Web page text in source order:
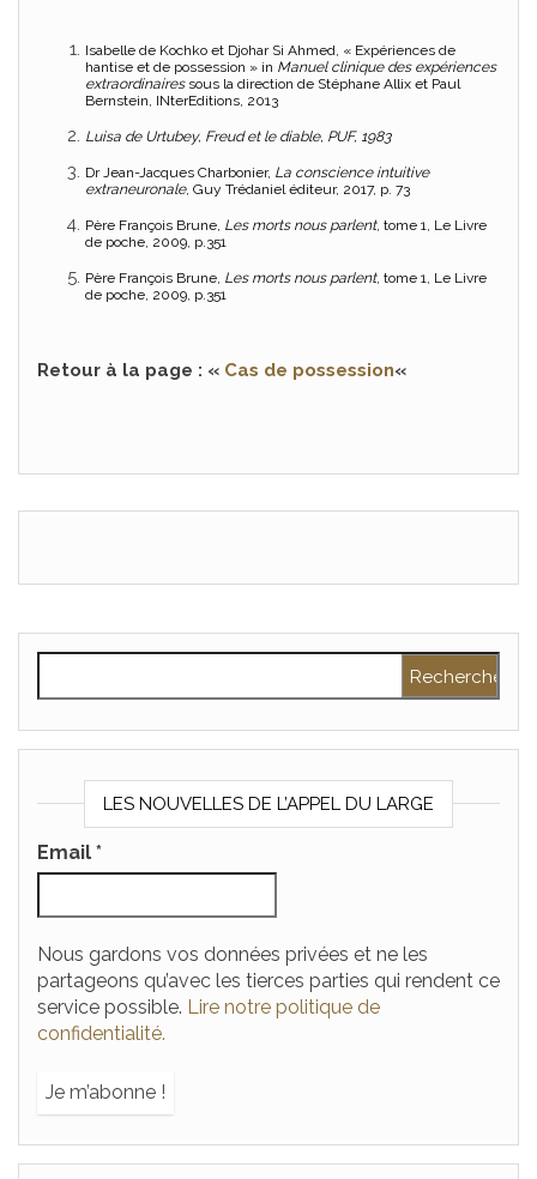
Isabelle de Kochko et Djohar Si Ahmed, « Expériences de
hantise et de possession » in Manuel clinique des expériences
extraordinairessous la direction de Stéphane Allix et Paul
Bernstein, INterEditions, 2013
Luisa de Urtubey, Freud et le diable, PUF, 1983
Dr Jean-Jacques Charbonier, La conscience intuitive
extraneuronale, Guy Trédaniel éditeur, 2017, p. 73
Père François Brune, Les morts nous parlent, tome 1, Le Livre
de poche, 2009, p.351
Père François Brune, Les morts nous parlent, tome 1, Le Livre
de poche, 2009, p.351
Retour à la page : « Cas de possession«
LES NOUVELLES DE L’APPEL DU LARGE
Email *
Nous gardons vos données privées et ne les
partageons qu’avec les tierces parties qui rendent ce
service possible. Lire notre politique de
confidentialité.